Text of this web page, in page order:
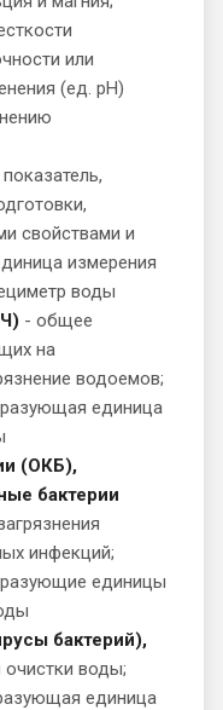
или
(ед. рН)
свойствами и
измерения
воды
- общее
на
водоемов;
единица
(ОКБ),
бактерии
инфекций;
единицы
бактерий),
очистки воды;
единица